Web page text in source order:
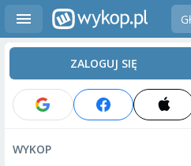
ZALOGUJ SIĘ
WYKOP